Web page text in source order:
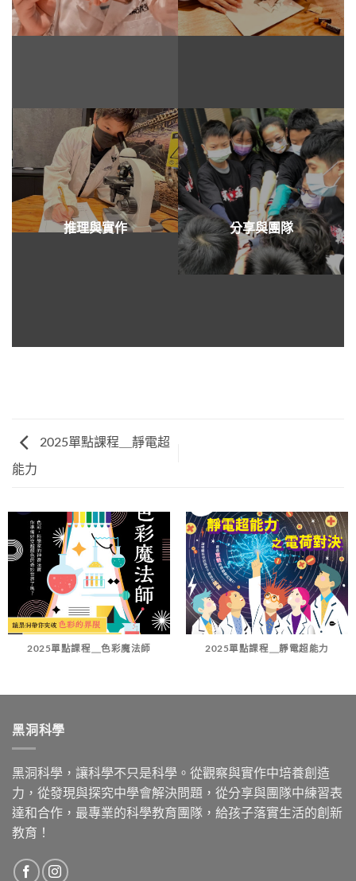
推理與實作 分享與團隊
2025單點課程＿靜電超
能力
2025單點課程＿色彩魔法師 2025單點課程＿靜電超能力
黑洞科學
黑洞科學，讓科學不只是科學。從觀察與實作中培養創造
力，從發現與探究中學會解決問題，從分享與團隊中練習表
達和合作，最專業的科學教育團隊，給孩子落實生活的創新
教育！